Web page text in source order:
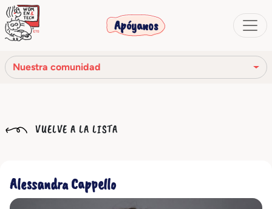
Apóyanos
Nuestra comunidad
Nuestra historia
Código Ético
VUELVE A LA LISTA
Alessandra Cappello